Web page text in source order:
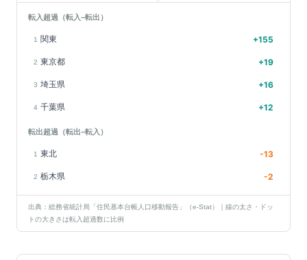
転入超過（転入−転出）
1 関東 +155
2 東京都 +19
3 埼玉県 +16
4 千葉県 +12
転出超過（転出−転入）
1 東北 -13
2 栃木県 -2
出典：総務省統計局「住民基本台帳人口移動報告」（e-Stat）｜線の太さ・ドッ
トの大きさは転入超過数に比例